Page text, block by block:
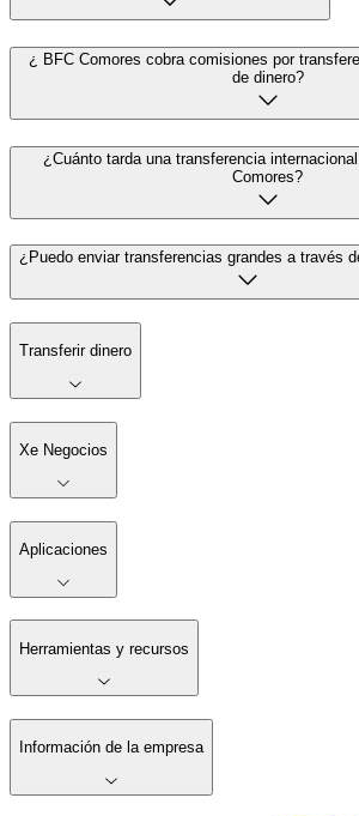
¿ BFC Comores cobra comisiones por
de dinero?
¿Cuánto tarda una transferencia
Comores?
¿Puedo enviar transferencias grandes a través
Transferir dinero
Xe Negocios
Aplicaciones
Herramientas y recursos
Información de la empresa